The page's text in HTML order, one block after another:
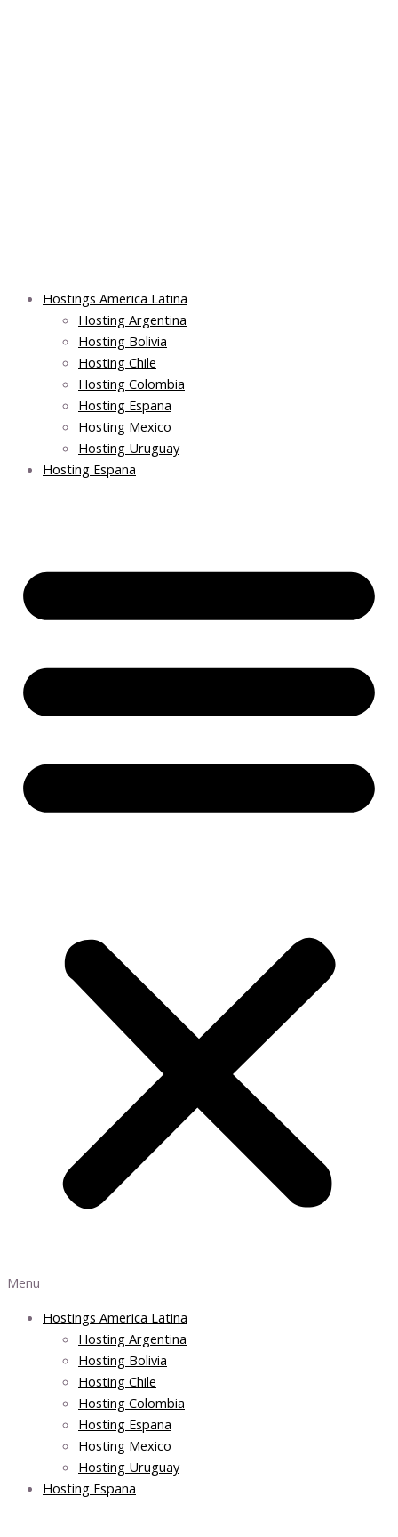
Hostings America Latina
Hosting Argentina
Hosting Bolivia
Hosting Chile
Hosting Colombia
Hosting Espana
Hosting Mexico
Hosting Uruguay
Hosting Espana
Menu
Hostings America Latina
Hosting Argentina
Hosting Bolivia
Hosting Chile
Hosting Colombia
Hosting Espana
Hosting Mexico
Hosting Uruguay
Hosting Espana